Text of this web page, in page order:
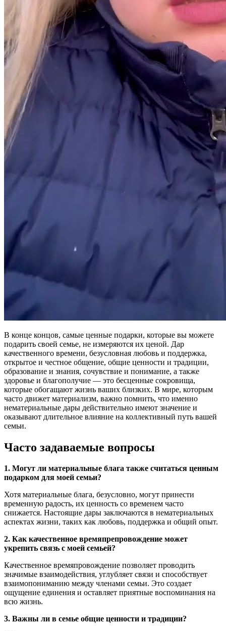
В конце концов, самые ценные подарки, которые вы можете
подарить своей семье, не измеряются их ценой. Дар
качественного времени, безусловная любовь и поддержка,
открытое и честное общение, общие ценности и традиции,
образование и знания, сочувствие и понимание, а также
здоровье и благополучие — это бесценные сокровища,
которые обогащают жизнь ваших близких. В мире, которым
часто движет материализм, важно помнить, что именно
нематериальные дары действительно имеют значение и
оказывают длительное влияние на коллективный путь вашей
семьи.
Часто задаваемые вопросы
1. Могут ли материальные блага также считаться ценным
подарком для моей семьи?
Хотя материальные блага, безусловно, могут принести
временную радость, их ценность со временем часто
снижается. Настоящие дары заключаются в нематериальных
аспектах жизни, таких как любовь, поддержка и общий опыт.
2. Как качественное времяпрепровождение может
укрепить связь с моей семьей?
Качественное времяпровождение позволяет проводить
значимые взаимодействия, углубляет связи и способствует
взаимопониманию между членами семьи. Это создает
ощущение единения и оставляет приятные воспоминания на
всю жизнь.
3. Важны ли в семье общие ценности и традиции?